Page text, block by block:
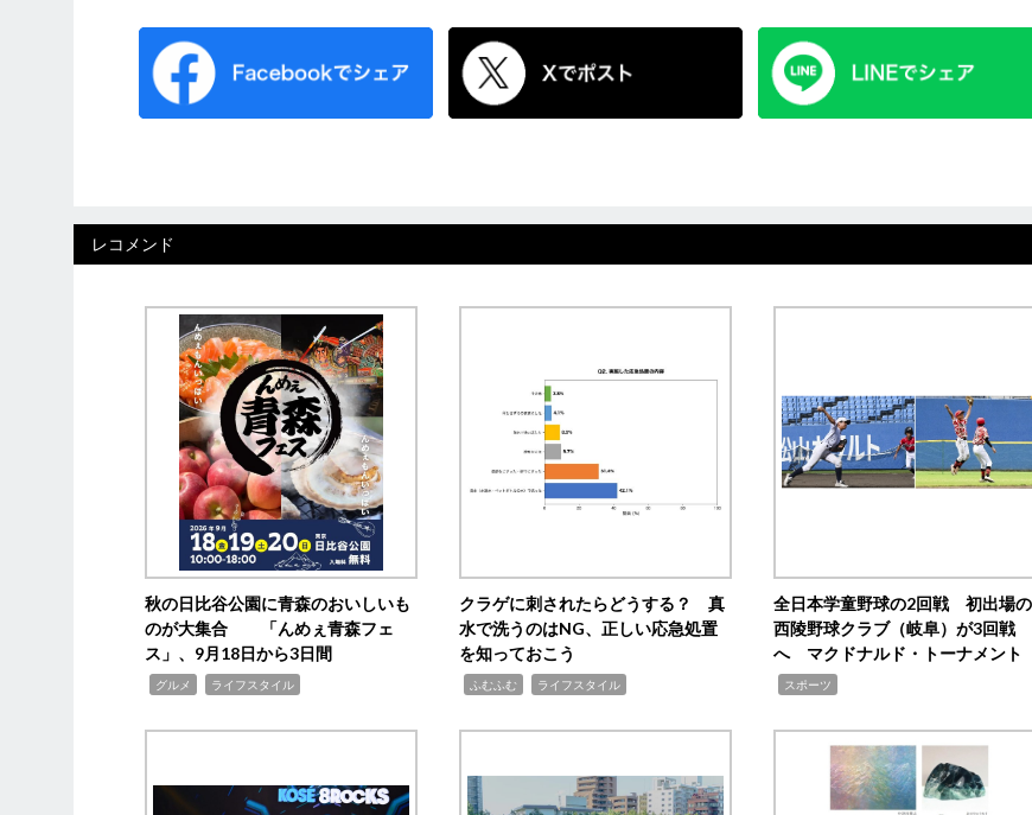
レコメンド
秋の日比谷公園に青森のおいしいも
のが大集合 「んめぇ青森フェ
ス」、9月18日から3日間
グルメ ライフスタイル
クラゲに刺されたらどうする？ 真
水で洗うのはNG、正しい応急処置
を知っておこう
ふむふむ ライフスタイル
全日本学童野球の2回戦 初出場の
西陵野球クラブ（岐阜）が3回戦
へ マクドナルド・トーナメント
スポーツ